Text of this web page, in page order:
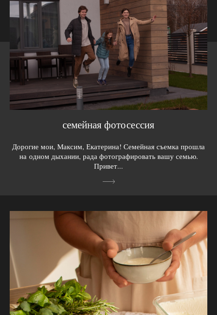
семейная фотосессия
Дорогие мои, Максим, Екатерина! Семейная съемка прошла
на одном дыхании, рада фотографировать вашу семью.
Привет...